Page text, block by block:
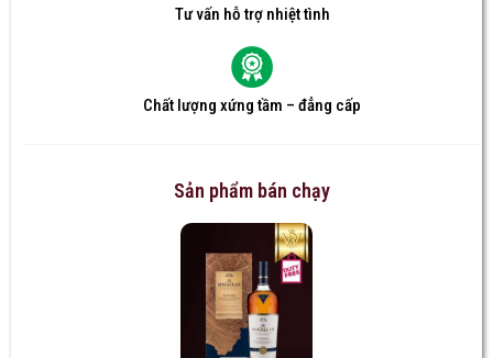
Tư vấn hỗ trợ nhiệt tình
Chất lượng xứng tầm – đẳng cấp
Sản phẩm bán chạy